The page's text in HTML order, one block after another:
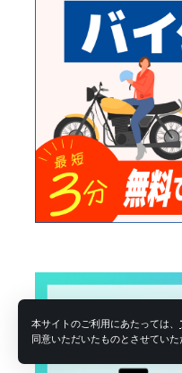
本サイトのご利用にあたっては、
同意いただいたものとさせていた